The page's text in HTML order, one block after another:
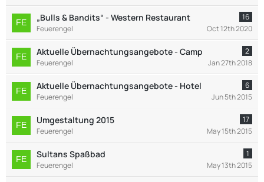
„Bulls & Bandits“ - Western Restaurant
16
Feuerengel
Oct 12th 2020
Aktuelle Übernachtungsangebote - Camp
2
Feuerengel
Jan 27th 2018
Aktuelle Übernachtungsangebote - Hotel
6
Feuerengel
Jun 5th 2015
Umgestaltung 2015
17
Feuerengel
May 15th 2015
Sultans Spaßbad
1
Feuerengel
May 13th 2015